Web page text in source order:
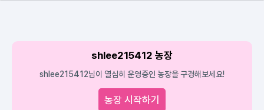
shlee215412 농장
shlee215412님이 열심히 운영중인 농장을 구경해보세요!
농장 시작하기